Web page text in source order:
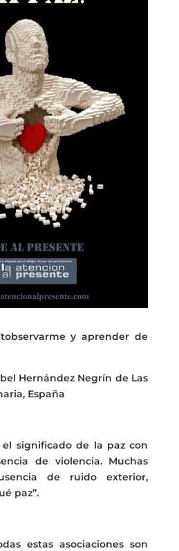
y aprender de
Hernández Negrín de Las
España
el significado de la paz con
de violencia. Muchas
de ruido exterior,
paz”.
estas asociaciones son